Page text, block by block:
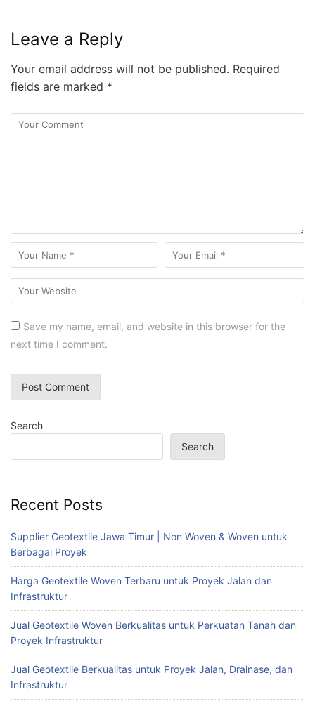
Leave a Reply
Your email address will not be published. Required
fields are marked *
Save my name, email, and website in this browser for the
next time I comment.
Search
Search
Recent Posts
Supplier Geotextile Jawa Timur | Non Woven & Woven untuk
Berbagai Proyek
Harga Geotextile Woven Terbaru untuk Proyek Jalan dan
Infrastruktur
Jual Geotextile Woven Berkualitas untuk Perkuatan Tanah dan
Proyek Infrastruktur
Jual Geotextile Berkualitas untuk Proyek Jalan, Drainase, dan
Infrastruktur